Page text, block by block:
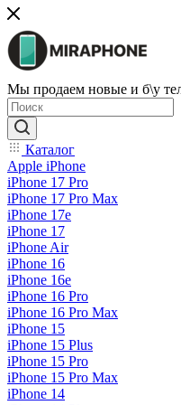
Мы продаем новые и б\у
Каталог
Apple iPhone
iPhone 17 Pro
iPhone 17 Pro Max
iPhone 17e
iPhone 17
iPhone Air
iPhone 16
iPhone 16e
iPhone 16 Pro
iPhone 16 Pro Max
iPhone 15
iPhone 15 Plus
iPhone 15 Pro
iPhone 15 Pro Max
iPhone 14